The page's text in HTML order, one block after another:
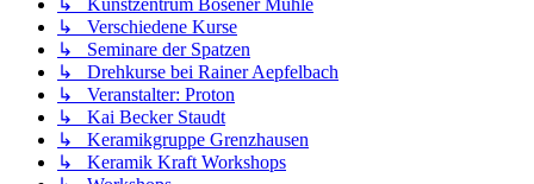
↳ Verschiedene Kurse
↳ Seminare der Spatzen
↳ Drehkurse bei Rainer Aepfelbach
↳ Veranstalter: Proton
↳ Kai Becker Staudt
↳ Keramikgruppe Grenzhausen
↳ Keramik Kraft Workshops